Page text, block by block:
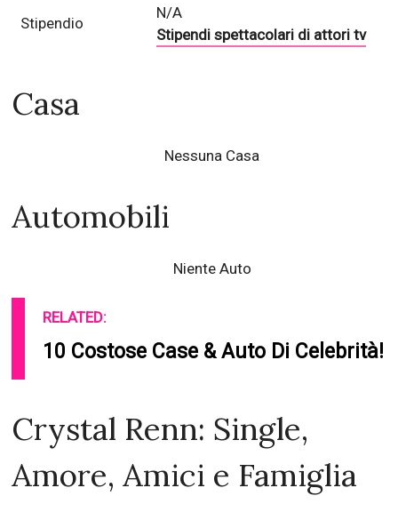
Stipendio
N/A
Stipendi spettacolari di attori tv
Casa
Nessuna Casa
Automobili
Niente Auto
RELATED:
10 Costose Case & Auto Di Celebrità!
Crystal Renn: Single,
Amore, Amici e Famiglia